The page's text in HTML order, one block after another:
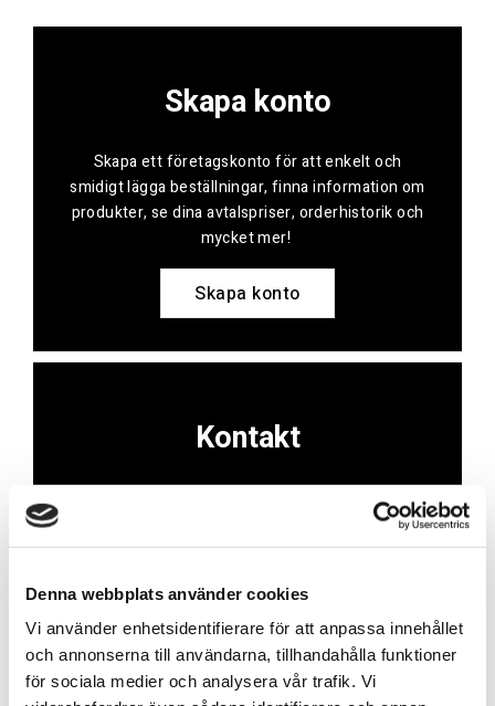
Denna webbplats använder cookies
Vi använder enhetsidentifierare för att anpassa innehållet
och annonserna till användarna, tillhandahålla funktioner
för sociala medier och analysera vår trafik. Vi
Skapa konto
Skapa ett företagskonto för att enkelt och
smidigt lägga beställningar, finna information om
produkter, se dina avtalspriser, orderhistorik och
mycket mer!
Skapa konto
Kontakt
16:30
Kontakt